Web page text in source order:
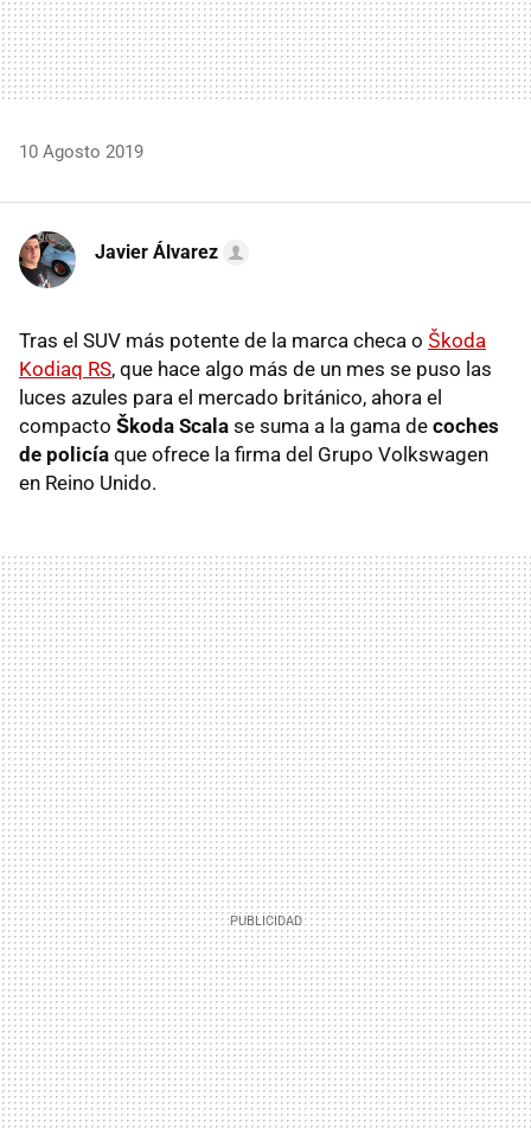
10 Agosto 2019
Javier Álvarez
Tras el SUV más potente de la marca checa o Škoda
Kodiaq RS, que hace algo más de un mes se puso las
luces azules para el mercado británico, ahora el
compacto Škoda Scala se suma a la gama de coches
de policía que ofrece la firma del Grupo Volkswagen
en Reino Unido.